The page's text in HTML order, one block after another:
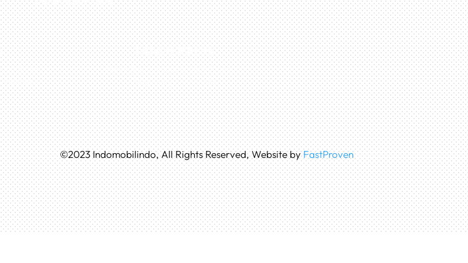
Surya 3
TANGERANG
Husein Sastra Negara, No.8 Jurumudi
Tangerang – Indonesia
©2023Indomobilindo, All Rights Reserved, Website byFastProven